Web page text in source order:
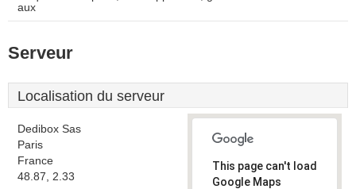
aux
Serveur
Localisation du serveur
Dedibox Sas
Paris
France
48.87, 2.33
This page can't load
Google Maps